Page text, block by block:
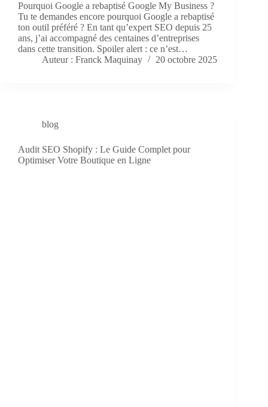
Pourquoi Google a rebaptisé Google My Business ?
Tu te demandes encore pourquoi Google a rebaptisé
ton outil préféré ? En tant qu’expert SEO depuis 25
ans, j’ai accompagné des centaines d’entreprises
dans cette transition. Spoiler alert : ce n’est…
Auteur : Franck Maquinay
20 octobre 2025
blog
Audit SEO Shopify : Le Guide Complet pour
Optimiser Votre Boutique en Ligne